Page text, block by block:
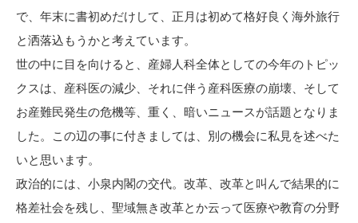
で、年末に書初めだけして、正月は初めて格好良く海外旅行
と洒落込もうかと考えています。
世の中に目を向けると、産婦人科全体としての今年のトピッ
クスは、産科医の減少、それに伴う産科医療の崩壊、そして
お産難民発生の危機等、重く、暗いニュースが話題となりま
した。この辺の事に付きましては、別の機会に私見を述べた
いと思います。
政治的には、小泉内閣の交代。改革、改革と叫んで結果的に
格差社会を残し、聖域無き改革とか云って医療や教育の分野